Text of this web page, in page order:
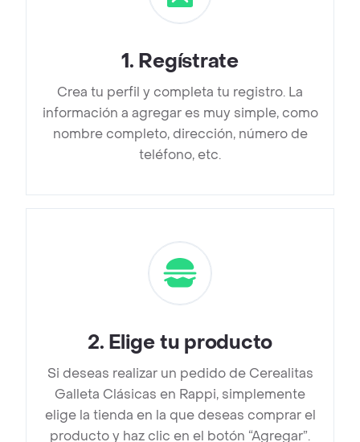
1. Regístrate
Crea tu perfil y completa tu registro. La
información a agregar es muy simple, como
nombre completo, dirección, número de
teléfono, etc.
2. Elige tu producto
Si deseas realizar un pedido de Cerealitas
Galleta Clásicas en Rappi, simplemente
elige la tienda en la que deseas comprar el
producto y haz clic en el botón “Agregar”.